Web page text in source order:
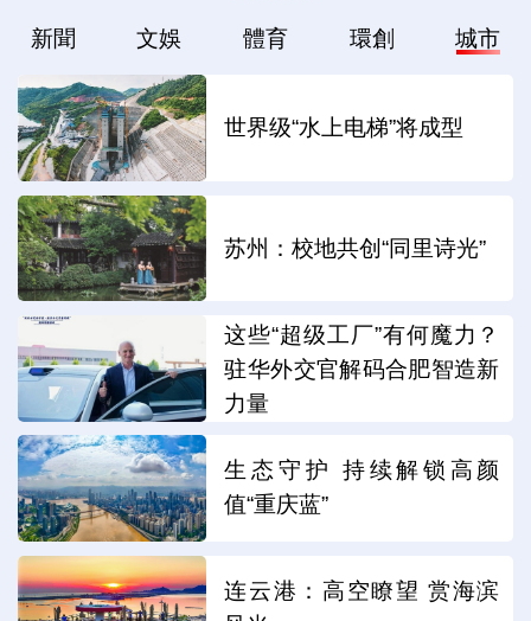
新聞 文娛 體育 環創 城市
世界级“水上电梯”将成型
苏州：校地共创“同里诗光”
这些“超级工厂”有何魔力？
驻华外交官解码合肥智造新
力量
生态守护 持续解锁高颜
值“重庆蓝”
连云港：高空瞭望 赏海滨